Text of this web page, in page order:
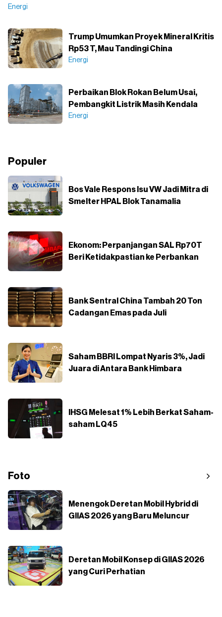
Energi
Trump Umumkan Proyek Mineral Kritis
Rp53 T, Mau Tandingi China
Energi
Perbaikan Blok Rokan Belum Usai,
Pembangkit Listrik Masih Kendala
Energi
Populer
Bos Vale Respons Isu VW Jadi Mitra di
Smelter HPAL Blok Tanamalia
Ekonom: Perpanjangan SAL Rp70T
Beri Ketidakpastian ke Perbankan
Bank Sentral China Tambah 20 Ton
Cadangan Emas pada Juli
Saham BBRI Lompat Nyaris 3%, Jadi
Juara di Antara Bank Himbara
IHSG Melesat 1% Lebih Berkat Saham-
saham LQ45
Foto
Menengok Deretan Mobil Hybrid di
GIIAS 2026 yang Baru Meluncur
Deretan Mobil Konsep di GIIAS 2026
yang Curi Perhatian